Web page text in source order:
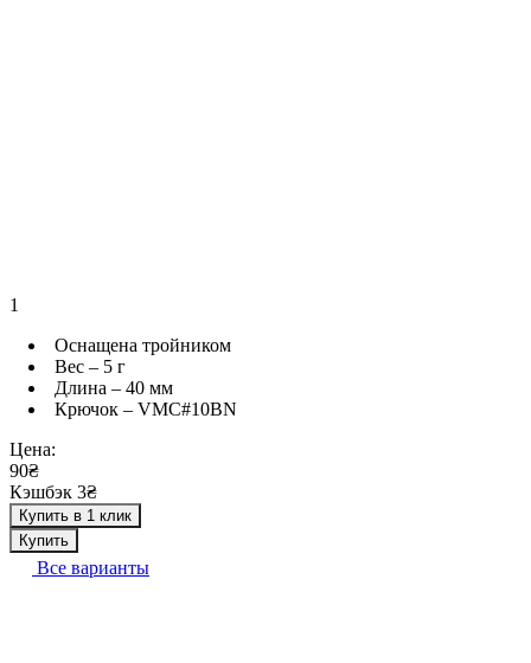
1
Оснащена тройником
Вес – 5 г
Длина – 40 мм
Крючок – VMC#10BN
Цена:
90₴
Кэшбэк 3₴
Купить в 1 клик
Купить
Все варианты